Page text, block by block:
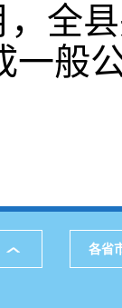
，全
一般
各省